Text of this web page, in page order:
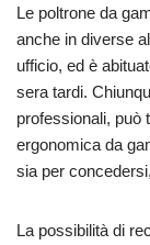
Le poltrone da
anche in diverse
ufficio, ed è
sera tardi.
professionali, può
ergonomica da
sia per
La possibilità di